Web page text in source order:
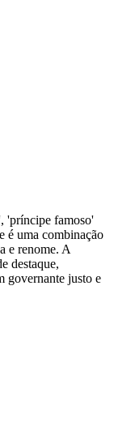
'príncipe famoso'
é uma combinação
e renome. A
destaque,
governante justo e